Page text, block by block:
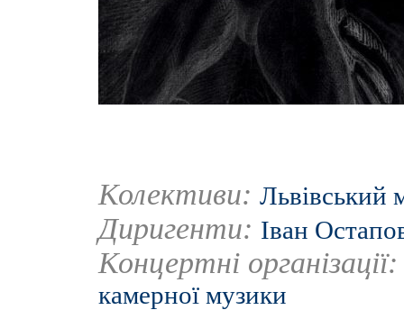
Колективи: Львівський
Диригенти: Іван
Концертні
камерної музики